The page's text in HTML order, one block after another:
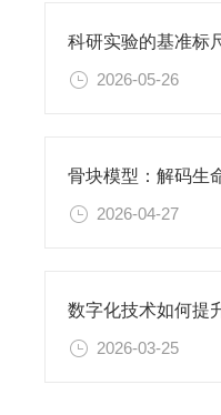
2026-05-26
2026-04-27
2026-03-25